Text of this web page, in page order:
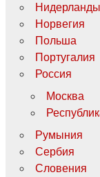
Нидерланды
Норвегия
Польша
Португалия
Россия
Москва
Румыния
Сербия
Словения